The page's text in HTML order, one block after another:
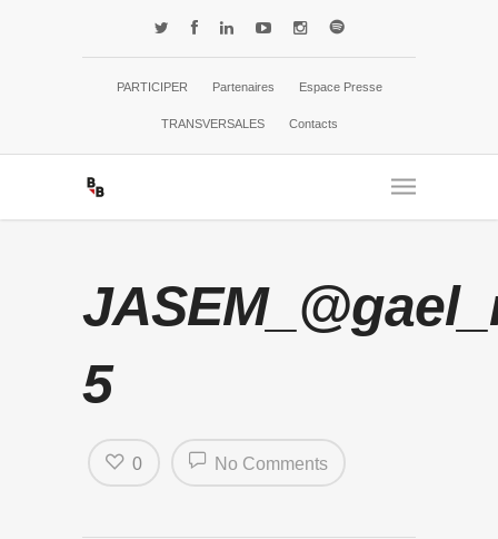
PARTICIPER Partenaires Espace Presse
TRANSVERSALES Contacts
5
No Comments
0